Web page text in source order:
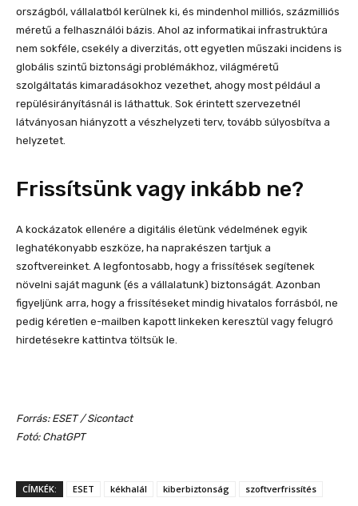
országból, vállalatból kerülnek ki, és mindenhol milliós, százmilliós
méretű a felhasználói bázis. Ahol az informatikai infrastruktúra
nem sokféle, csekély a diverzitás, ott egyetlen műszaki incidens is
globális szintű biztonsági problémákhoz, világméretű
szolgáltatás kimaradásokhoz vezethet, ahogy most például a
repülésirányításnál is láthattuk. Sok érintett szervezetnél
látványosan hiányzott a vészhelyzeti terv, tovább súlyosbítva a
helyzetet.
Frissítsünk vagy inkább ne?
A kockázatok ellenére a digitális életünk védelmének egyik
leghatékonyabb eszköze, ha naprakészen tartjuk a
szoftvereinket. A legfontosabb, hogy a frissítések segítenek
növelni saját magunk (és a vállalatunk) biztonságát. Azonban
figyeljünk arra, hogy a frissítéseket mindig hivatalos forrásból, ne
pedig kéretlen e-mailben kapott linkeken keresztül vagy felugró
hirdetésekre kattintva töltsük le.
Forrás: ESET / Sicontact
Fotó: ChatGPT
CÍMKÉK: ESET kékhalál kiberbiztonság szoftverfrissítés